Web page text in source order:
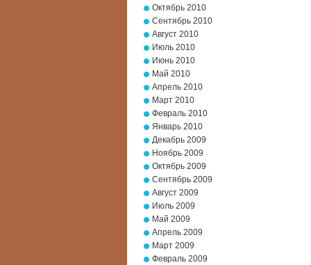
Октябрь 2010
Сентябрь 2010
Август 2010
Июль 2010
Июнь 2010
Май 2010
Апрель 2010
Март 2010
Февраль 2010
Январь 2010
Декабрь 2009
Ноябрь 2009
Октябрь 2009
Сентябрь 2009
Август 2009
Июль 2009
Май 2009
Апрель 2009
Март 2009
Февраль 2009